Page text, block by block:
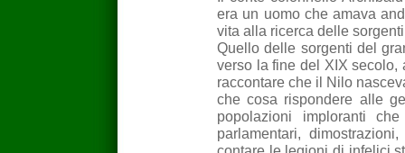
era un uomo che amava
vita alla ricerca delle
Quello delle sorgenti del
verso la fine del XIX secolo,
raccontare che il Nilo
che cosa rispondere alle
popolazioni imploranti
parlamentari,